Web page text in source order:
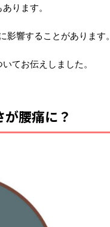
ります。
響することがあります。
いてお伝えしました。
腰痛に？